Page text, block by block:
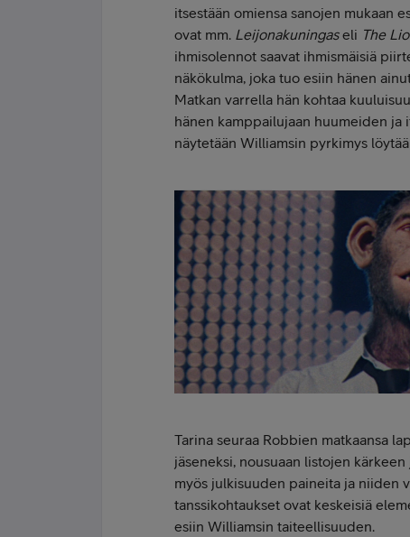
itsestään omiensa sanojen mukaan
ovat mm. Leijonakuningaseli The
ihmisolennot saavat ihmismäisiä
näkökulma, joka tuo esiin hänen
Matkan varrella hän kohtaa
hänen kamppailujaan huumeiden ja
näytetään Williamsin pyrkimys
Tarina seuraa Robbien matkaansa
jäseneksi, nousuaan listojen
myös julkisuuden paineita ja niiden
tanssikohtaukset ovat keskeisiä
esiin Williamsin taiteellisuuden.